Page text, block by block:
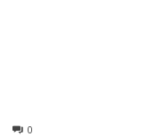
0